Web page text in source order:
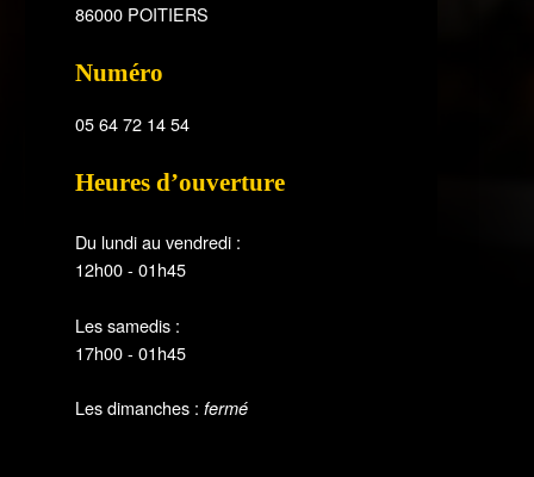
86000 POITIERS
Numéro
05 64 72 14 54
Heures d’ouverture
Du lundi au vendredi :
12h00 - 01h45
Les samedis :
17h00 - 01h45
Les dimanches : fermé